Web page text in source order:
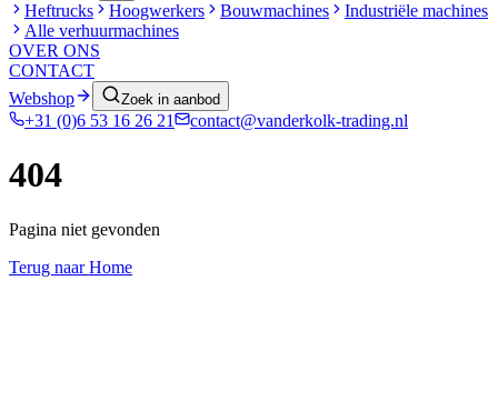
Heftrucks
Hoogwerkers Bouwmachines
Industriële machines
Alle verhuurmachines
OVER ONS
CONTACT
Webshop
Zoek in aanbod
+31 (0)6 53 16 26 21 contact@vanderkolk-trading.nl
404
Pagina niet gevonden
Terug naar Home